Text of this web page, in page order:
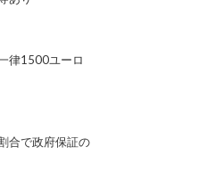
律1500ユーロ
合で政府保証の